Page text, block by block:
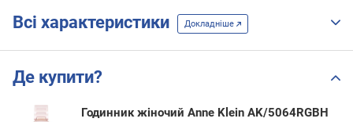
Всі характеристики Докладніше
Де купити?
Годинник жіночий Anne Klein AK/5064RGBH